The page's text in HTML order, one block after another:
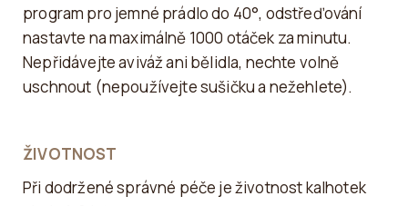
program pro jemné prádlo do 40°, odstřeďování
nastavte na maximálně 1000 otáček za minutu.
Nepřidávejte aviváž ani bělidla, nechte volně
uschnout (nepoužívejte sušičku a nežehlete).
ŽIVOTNOST
Při dodržené správné péče je životnost kalhotek